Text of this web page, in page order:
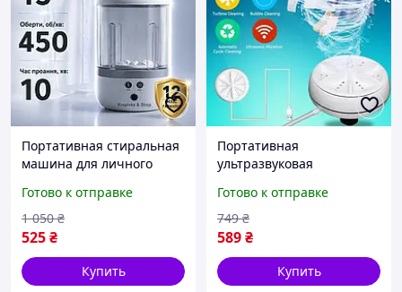
Портативная стиральная
машина для личного
режима, 21.5х13.5 см)
Ультразвуковая машинка
для стирки белья
Готово к отправке
525₴
1 050 ₴
Купить
Портативная
ультразвуковая
мини машинка для
стирки белья usb Toyvoo
Портативна
ультразвукова пральна
машина міні
Готово к отправке
589₴
749 ₴
Купить